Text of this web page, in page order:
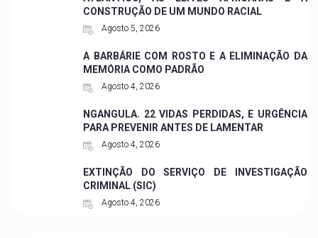
CONSTRUÇÃO DE UM MUNDO RACIAL
Agosto 5, 2026
A BARBÁRIE COM ROSTO E A ELIMINAÇÃO DA
MEMÓRIA COMO PADRÃO
Agosto 4, 2026
NGANGULA. 22 VIDAS PERDIDAS, E URGÊNCIA
PARA PREVENIR ANTES DE LAMENTAR
Agosto 4, 2026
EXTINÇÃO DO SERVIÇO DE INVESTIGAÇÃO
CRIMINAL (SIC)
Agosto 4, 2026